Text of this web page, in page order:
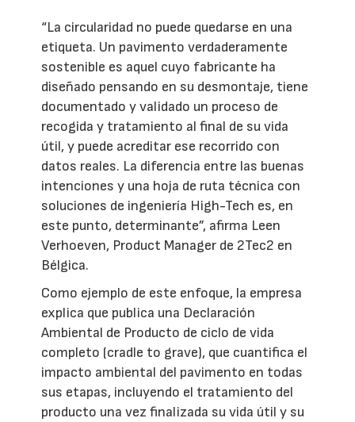
“La circularidad no puede quedarse en una
etiqueta. Un pavimento verdaderamente
sostenible es aquel cuyo fabricante ha
diseñado pensando en su desmontaje, tiene
documentado y validado un proceso de
recogida y tratamiento al final de su vida
útil, y puede acreditar ese recorrido con
datos reales. La diferencia entre las buenas
intenciones y una hoja de ruta técnica con
soluciones de ingeniería High-Tech es, en
este punto, determinante”, afirma Leen
Verhoeven, Product Manager de 2Tec2 en
Bélgica.
Como ejemplo de este enfoque, la empresa
explica que publica una Declaración
Ambiental de Producto de ciclo de vida
completo (cradle to grave), que cuantifica el
impacto ambiental del pavimento en todas
sus etapas, incluyendo el tratamiento del
producto una vez finalizada su vida útil y su